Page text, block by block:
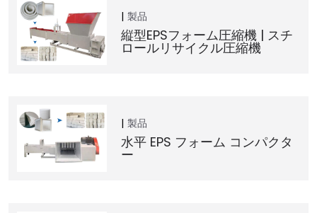
製品
縦型EPSフォーム圧縮機 | スチ
ロールリサイクル圧縮機
製品
水平 EPS フォーム コンパクタ
ー